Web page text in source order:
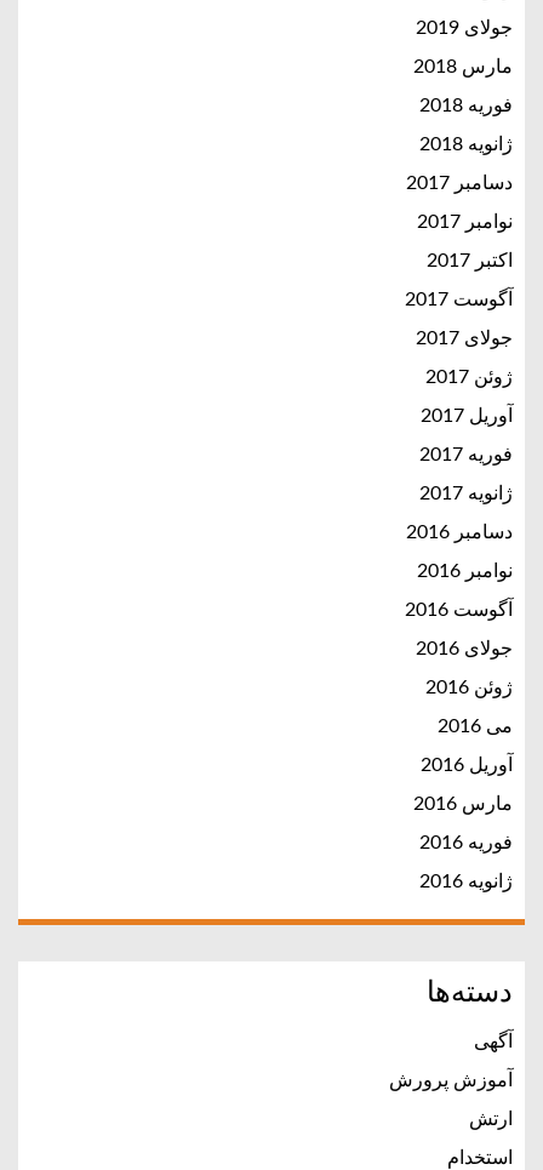
جولای 2019
مارس 2018
فوریه 2018
ژانویه 2018
دسامبر 2017
نوامبر 2017
اکتبر 2017
آگوست 2017
جولای 2017
ژوئن 2017
آوریل 2017
فوریه 2017
ژانویه 2017
دسامبر 2016
نوامبر 2016
آگوست 2016
جولای 2016
ژوئن 2016
می 2016
آوریل 2016
مارس 2016
فوریه 2016
ژانویه 2016
دسته‌ها
آگهی
آموزش پرورش
ارتش
استخدام